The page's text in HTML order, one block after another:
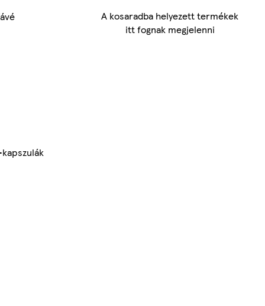
A kosaradba helyezett termékek
itt fognak megjelenni